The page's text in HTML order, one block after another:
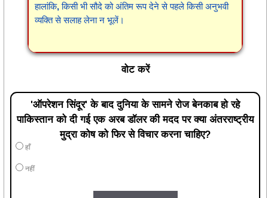
हालांकि, किसी भी सौदे को अंतिम रूप देने से पहले किसी अनुभवी
व्यक्ति से सलाह लेना न भूलें।
वोट करें
'ऑपरेशन सिंदूर' के बाद दुनिया के सामने रोज बेनकाब हो रहे
पाकिस्तान को दी गई एक अरब डॉलर की मदद पर क्या अंतरराष्ट्रीय
मुद्रा कोष को फिर से विचार करना चाहिए?
हाँ
नहीं